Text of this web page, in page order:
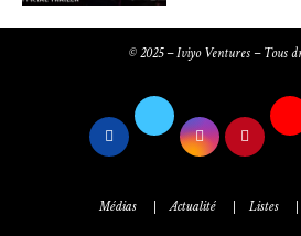
© 2025 – Iviyo Ventures – Tous
Médias Actualité Listes